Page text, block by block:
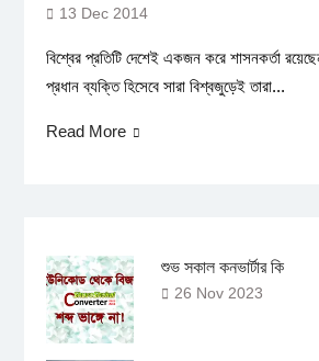
13 Dec 2014
বিশ্বের প্রতিটি দেশেই একজন করে শাসনকর্তা
প্রধান ব্যক্তি হিসেবে সারা বিশ্বজুড়েই তারা...
Read More
শুভ সকাল কনভার্টার কি
26 Nov 2023